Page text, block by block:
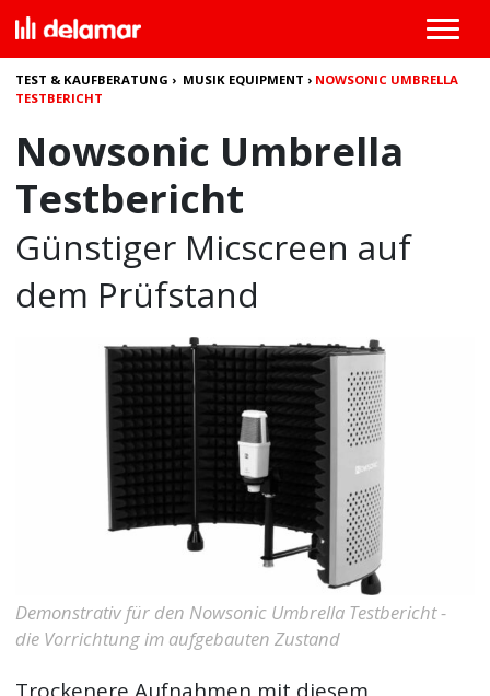
TEST & KAUFBERATUNG › MUSIK EQUIPMENT › NOWSONIC UMBRELLA
TESTBERICHT
Nowsonic Umbrella
Testbericht
Günstiger Micscreen auf
dem Prüfstand
Demonstrativ für den Nowsonic Umbrella Testbericht -
die Vorrichtung im aufgebauten Zustand